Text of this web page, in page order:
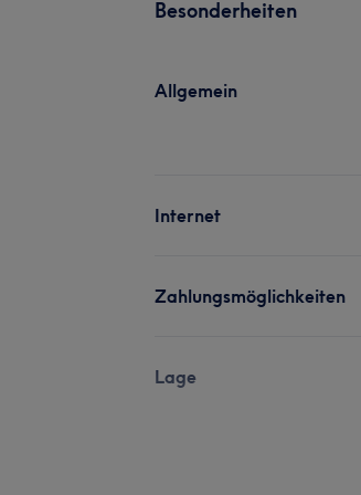
Besonderheiten
Allgemein
Internet
Zahlungsmöglichkeiten
Lage